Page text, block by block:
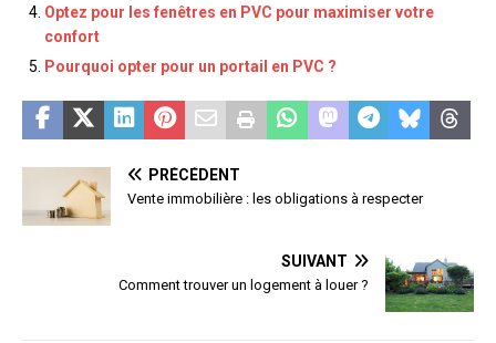
Optez pour les fenêtres en PVC pour maximiser votre
confort
Pourquoi opter pour un portail en PVC ?
PRÉCÉDENT
Vente immobilière : les obligations à respecter
SUIVANT
Comment trouver un logement à louer ?